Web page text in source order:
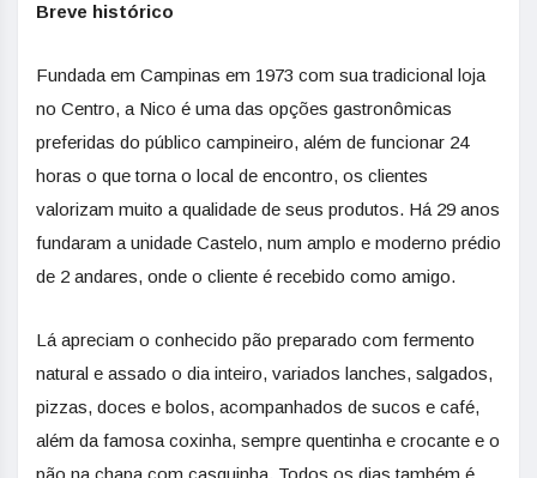
Breve histórico
Fundada em Campinas em 1973 com sua tradicional loja
no Centro, a Nico é uma das opções gastronômicas
preferidas do público campineiro, além de funcionar 24
horas o que torna o local de encontro, os clientes
valorizam muito a qualidade de seus produtos. Há 29 anos
fundaram a unidade Castelo, num amplo e moderno prédio
de 2 andares, onde o cliente é recebido como amigo.
Lá apreciam o conhecido pão preparado com fermento
natural e assado o dia inteiro, variados lanches, salgados,
pizzas, doces e bolos, acompanhados de sucos e café,
além da famosa coxinha, sempre quentinha e crocante e o
pão na chapa com casquinha. Todos os dias também é